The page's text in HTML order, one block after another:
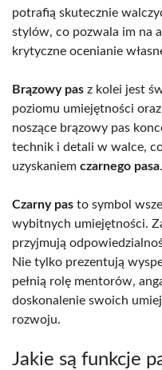
potrafią skutecznie
stylów, co pozwala im na
krytyczne ocenianie
Brązowy pas z kolei jest
poziomu umiejętności
noszące brązowy pas
technik i detali w walce,
uzyskaniem czarnego pasa.
Czarny pas to symbol
wybitnych umiejętności.
przyjmują
Nie tylko prezentują
pełnią rolę mentorów,
doskonalenie swoich
rozwoju.
Jakie są funkcje